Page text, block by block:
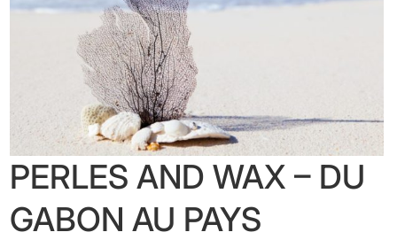
PERLES AND WAX – DU
GABON AU PAYS